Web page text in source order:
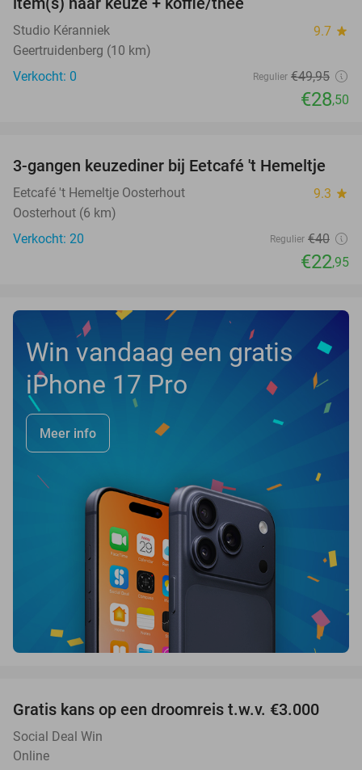
TODAY
Studio Kéranniek 9.7 star
Geertruidenberg (10 km)
Verkocht: 0
Regulier €49,95
€28,50
43%
3-gangen keuzediner bij Eetcafé 't Hemeltje
Eetcafé 't Hemeltje Oosterhout 9.3 star
Oosterhout (6 km)
Verkocht: 20
Regulier €40
€22,95
Win vandaag een gratis
iPhone 17 Pro
Meer info
Gratis kans op een droomreis t.w.v. €3.000
Social Deal Win
Online